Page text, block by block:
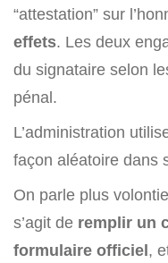
“attestation” sur
effets. Les deux
du signataire selon
pénal.
L’administration
façon aléatoire dans
On parle plus
s’agit de remplir un
formulaire officiel,